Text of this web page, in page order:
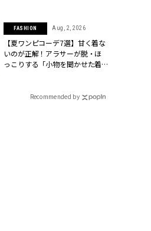
FASHION Aug, 2, 2026
【夏ワンピコーデ7選】甘く着な
いのが正解！アラサーが脱・ほ
っこりする「小物を聞かせた着
Recommended by